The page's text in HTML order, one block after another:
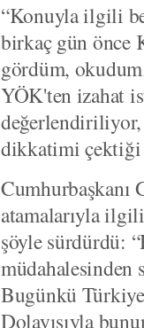
“Konuyla ilgili
birkaç gün önce
gördüm,
YÖK'ten izahat
değerlendiriliyor,
dikkatimi
Cumhurbaşkanı
atamalarıyla
şöyle sürdürdü:
müdahalesinden
Bugünkü
Dolayısıyla